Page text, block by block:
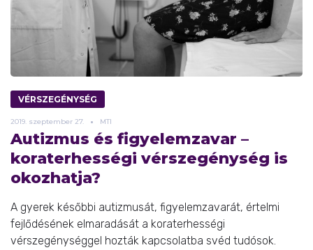
VÉRSZEGÉNYSÉG
2019. szeptember 27. MTI
Autizmus és figyelemzavar –
koraterhességi vérszegénység is
okozhatja?
A gyerek későbbi autizmusát, figyelemzavarát, értelmi
fejlődésének elmaradását a koraterhességi
vérszegénységgel hozták kapcsolatba svéd tudósok.